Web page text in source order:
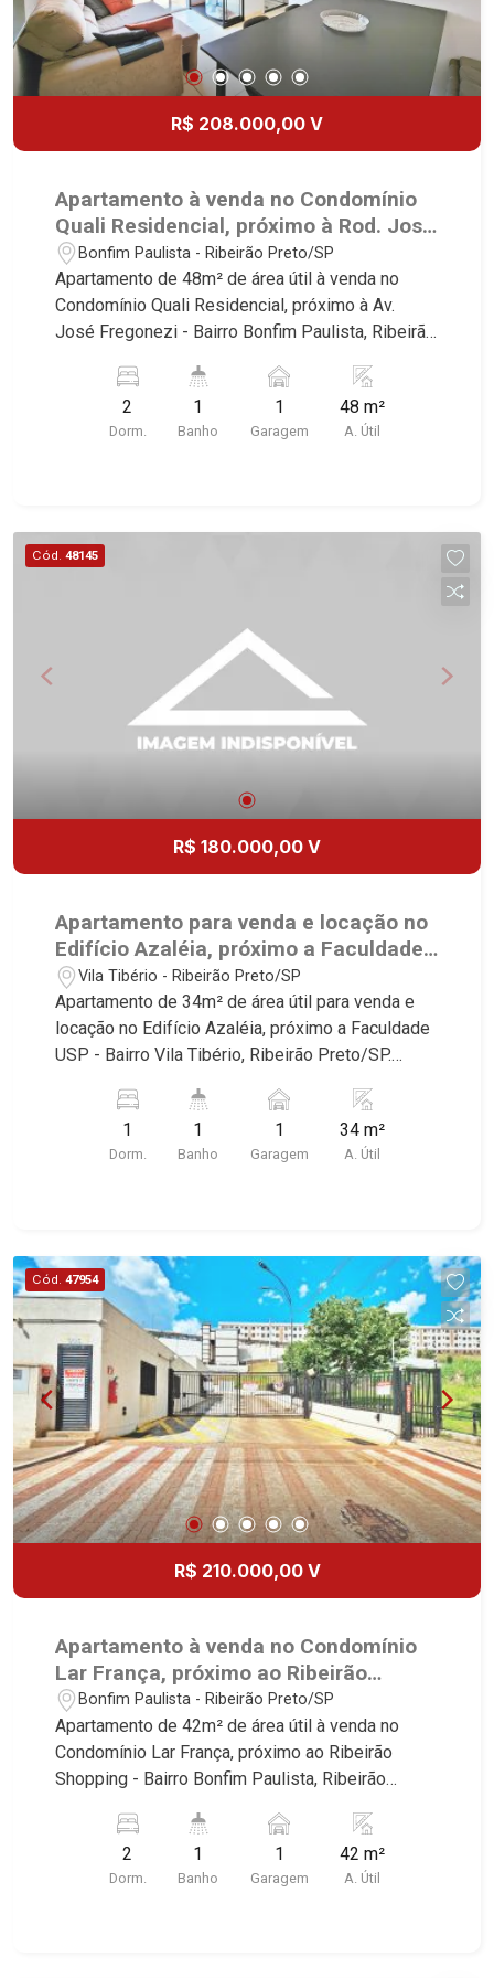
R$ 208.000,00 V
Apartamento à venda no Condomínio
Quali Residencial, próximo à Rod. José
Fregonezi - Ribeirão Preto/SP.
Bonfim Paulista - Ribeirão Preto/SP
Apartamento de 48m² de área útil à venda no
Condomínio Quali Residencial, próximo à Av.
José Fregonezi - Bairro Bonfim Paulista, Ribeirão
imóvel que a Martinelli Imobiliária selecionou
para você: - 48m² de área útil - 2 dormitórios com
armários - Banheiro social - Sala 2 ambientes -
1051 - Alto da Boa Vista | Ribeirão Preto.
2
Dorm.
1
Banho
1
Garagem
48 m²
A. Útil
Cód. 48145
R$ 180.000,00 V
Apartamento para venda e locação no
Edifício Azaléia, próximo a Faculdade
USP - Ribeirão Preto/SP.
Vila Tibério - Ribeirão Preto/SP
Apartamento de 34m² de área útil para venda e
locação no Edifício Azaléia, próximo a Faculdade
USP - Bairro Vila Tibério, Ribeirão Preto/SP.
Martinelli Imobiliária selecionou para você: -
34m² de área útil - 1 dormitório - Banheiro social
- Sala de TV - Cozinha e área de serviço
Ribeirão Preto.
1
Dorm.
1
Banho
1
Garagem
34 m²
A. Útil
Cód. 47954
R$ 210.000,00 V
Apartamento à venda no Condomínio
Lar França, próximo ao Ribeirão
Shopping - Ribeirão Preto/SP.
Bonfim Paulista - Ribeirão Preto/SP
Apartamento de 42m² de área útil à venda no
Condomínio Lar França, próximo ao Ribeirão
Shopping - Bairro Bonfim Paulista, Ribeirão
imóvel que a Martinelli Imobiliária selecionou
para você: - 42m² de área útil - 2 dormitórios com
armários, sendo 1 com ar condicionado -
2
Dorm.
1
Banho
1
Garagem
42 m²
A. Útil